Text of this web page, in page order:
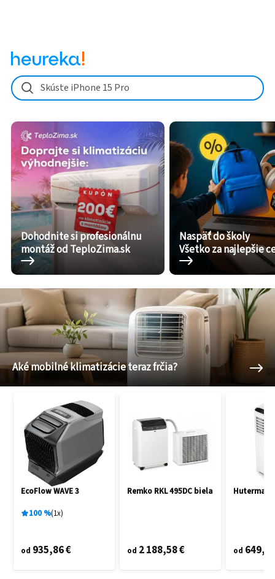
Skúste iPhone 15 Pro
Dohodnite si profesionálnu
montáž od TeploZima.sk
Naspäť do školy
Všetko za najlepšie
Aké mobilné klimatizácie teraz frčia?
EcoFlow WAVE 3
100% 1x
od 935,86 €
Remko RKL 495DC biela
od 2 188,58 €
Hutermann
od